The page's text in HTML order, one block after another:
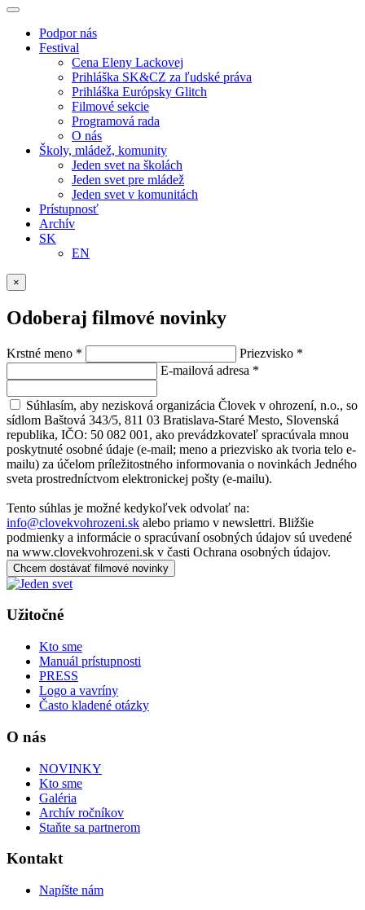
Podpor nás
Festival
Cena Eleny Lackovej
Prihláška SK&CZ za ľudské práva
Prihláška Európsky Glitch
Filmové sekcie
Programová rada
O nás
Školy, mládež, komunity
Jeden svet na školách
Jeden svet pre mládež
Jeden svet v komunitách
Prístupnosť
Archív
SK
EN
×
Odoberaj filmové novinky
Krstné meno * Priezvisko *
E-mailová adresa *
Súhlasím, aby nezisková organizácia Človek v ohrození, n.o., so
sídlom Baštová 343/5, 811 03 Bratislava-Staré Mesto, Slovenská
republika, IČO: 50 082 001, ako prevádzkovateľ spracúvala mnou
poskytnuté osobné údaje (e-mail; meno a priezvisko ak tvoria telo e-
mailu) za účelom príležitostného informovania o novinkách Jedného
sveta prostredníctvom elektronickej pošty (e-mailu).
Tento súhlas je možné kedykoľvek odvolať na:
info@clovekvohrozeni.sk alebo priamo v newslettri. Bližšie
podmienky a informácie o spracúvaní osobných údajov sú uvedené
na www.clovekvohrozeni.sk v časti Ochrana osobných údajov.
Chcem dostávať filmové novinky
Užitočné
Kto sme
Manuál prístupnosti
PRESS
Logo a vavríny
Často kladené otázky
O nás
NOVINKY
Kto sme
Galéria
Archív ročníkov
Staňte sa partnerom
Kontakt
Napíšte nám